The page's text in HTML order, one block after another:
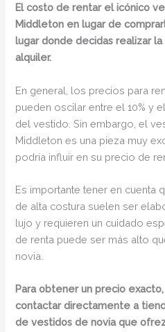
El costo de rentar el icónico
Middleton en lugar de
lugar donde decidas realizar
alquiler.
En general, los precios para
pueden oscilar entre el 10% y
del vestido. Sin embargo, el
Middleton es una pieza muy
podría influir en su precio de
Es importante tener en cuenta
de alta costura suelen ser
lujo y requieren un cuidado
de renta puede ser más alto
novia.
Para obtener un precio
contactar directamente a
de vestidos de novia que